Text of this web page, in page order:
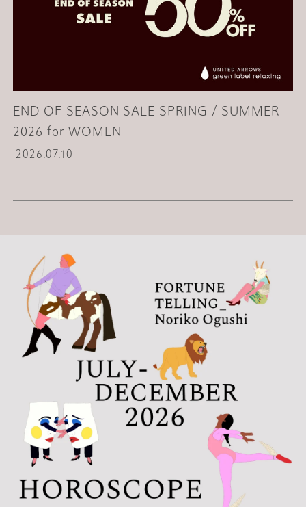
END OF SEASON SALE SPRING / SUMMER
2026 for WOMEN
2026.07.10